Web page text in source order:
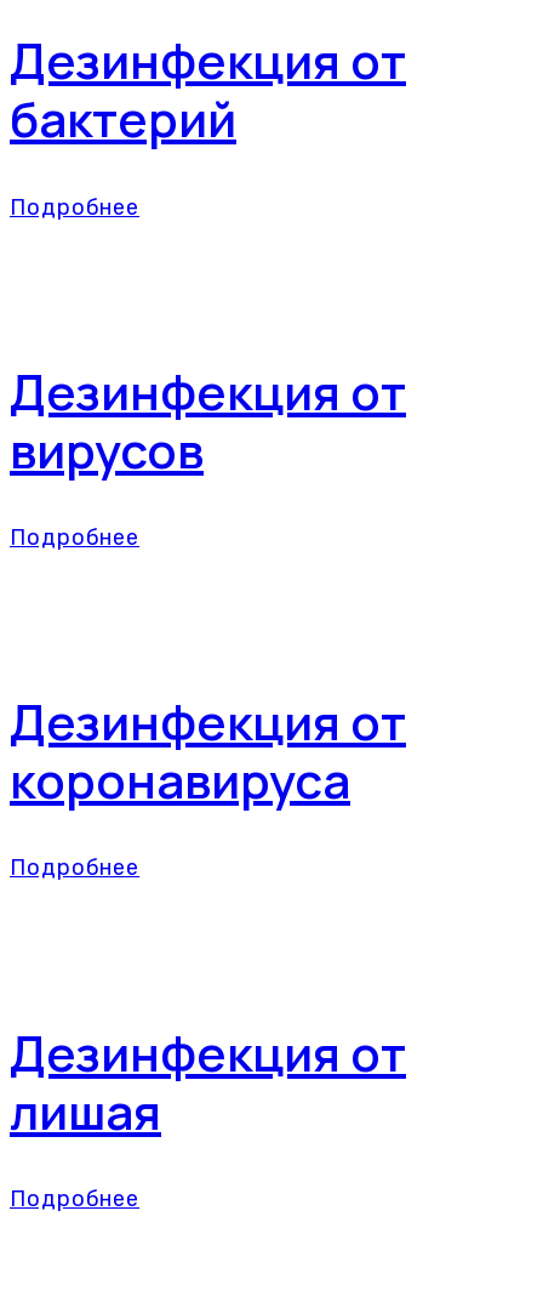
Дезинфекция от
бактерий
Подробнее
Дезинфекция от
вирусов
Подробнее
Дезинфекция от
коронавируса
Подробнее
Дезинфекция от
лишая
Подробнее